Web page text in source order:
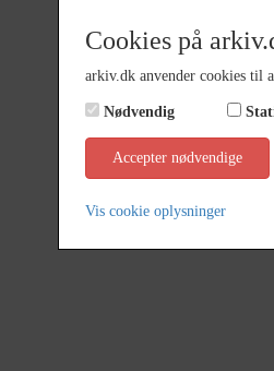
Cookies på
arkiv.dk anvender cookies til
Nødvendig
Accepter nødvendige
Vis cookie oplysninger